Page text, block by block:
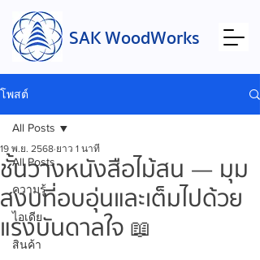
SAK WoodWorks
โพสต์
All Posts
ความรู้
ไอเดีย
สินค้า
All Posts
ชั้นวางหนังสือไม้สน — มุม
สงบที่อบอุ่นและเต็มไปด้วย
แรงบันดาลใจ 📖
19 พ.ย. 2568 ยาว 1 นาที